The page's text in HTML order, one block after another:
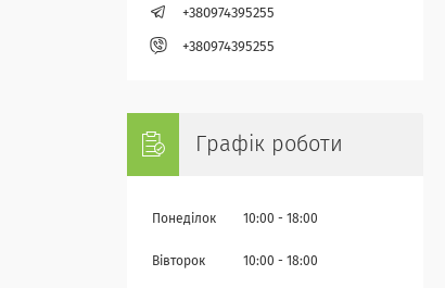
+380974395255
+380974395255
Графік роботи
Понеділок 10:00 18:00
Вівторок 10:00 18:00